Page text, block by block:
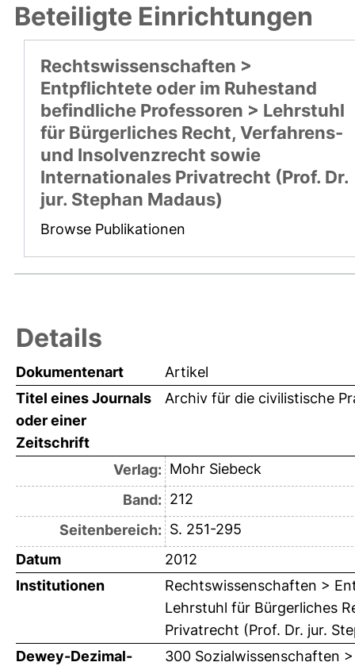
Beteiligte Einrichtungen
Rechtswissenschaften >
Entpflichtete oder im Ruhestand
befindliche Professoren > Lehrstuhl
für Bürgerliches Recht, Verfahrens-
und Insolvenzrecht sowie
Internationales Privatrecht (Prof. Dr.
jur. Stephan Madaus)
Browse Publikationen
Details
Dokumentenart
Artikel
Titel eines Journals
oder einer
Zeitschrift
Archiv für die civilistische
Verlag: Mohr Siebeck
Band: 212
Seitenbereich: S. 251-295
Datum
2012
Institutionen
Rechtswissenschaften >
Lehrstuhl für Bürgerliches
Privatrecht (Prof. Dr. jur.
Dewey-Dezimal-
300 Sozialwissenschaften